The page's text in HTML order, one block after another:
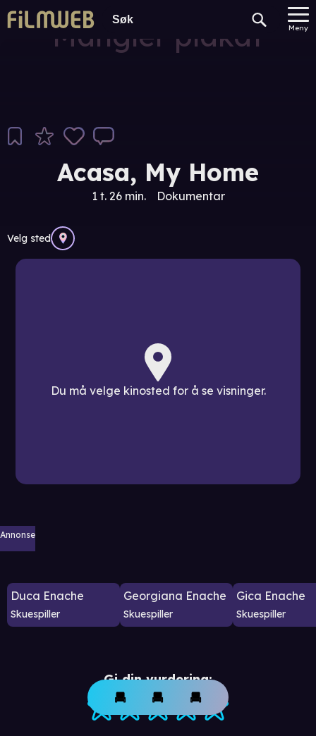
Meny
Mangler plakat
Acasa, My Home
1 t. 26 min. Dokumentar
Velg sted
Du må velge kinosted for å se visninger.
Annonse
Duca Enache
Skuespiller
Georgiana Enache
Skuespiller
Gica Enache
Skuespiller
Gi din vurdering: